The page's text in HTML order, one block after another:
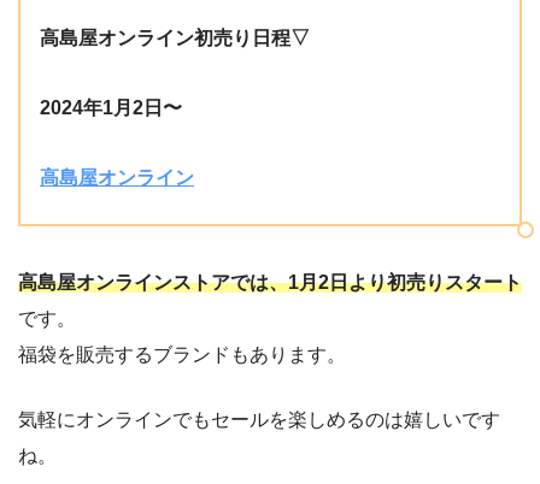
高島屋オンライン初売り日程▽
2024年1月2日〜
高島屋オンライン
高島屋オンラインストアでは、1月2日より初売りスタート
です。
福袋を販売するブランドもあります。
気軽にオンラインでもセールを楽しめるのは嬉しいです
ね。